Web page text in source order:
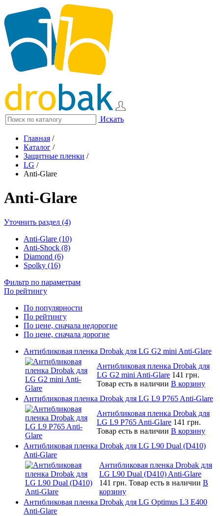
Искать
Главная /
Каталог /
Защитные пленки /
LG /
Anti-Glare
Anti-Glare
Уточнить раздел (4)
Anti-Glare (10)
Anti-Shock (8)
Diamond (6)
Spolky (16)
Фильтр по параметрам
По рейтингу
По популярности
По рейтингу
По цене, сначала недорогие
По цене, сначала дорогие
Антибликовая пленка Drobak для LG G2 mini Anti-Glare
Антибликовая пленка Drobak для
LG G2 mini Anti-Glare 141 грн.
Товар есть в наличии В корзину
Антибликовая пленка Drobak для LG L9 P765 Anti-Glare
Антибликовая пленка Drobak для
LG L9 P765 Anti-Glare 141 грн.
Товар есть в наличии В корзину
Антибликовая пленка Drobak для LG L90 Dual (D410)
Anti-Glare
Антибликовая пленка Drobak для
LG L90 Dual (D410) Anti-Glare
141 грн. Товар есть в наличии В
корзину
Антибликовая пленка Drobak для LG Optimus L3 E400
Anti-Glare